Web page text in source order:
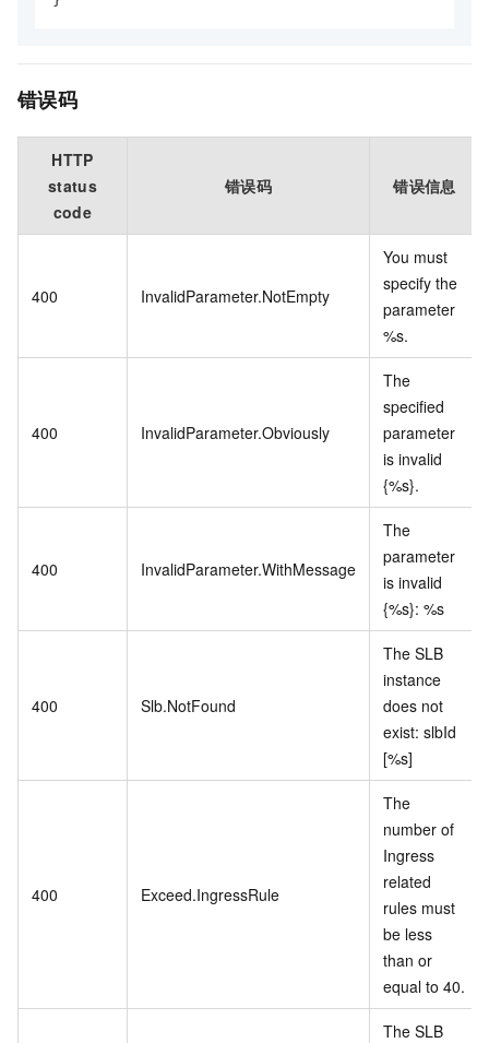
错误码
HTTP
status
code
错误码 错误信息
400 InvalidParameter.NotEmpty
You must
specify the
parameter
%s.
400 InvalidParameter.Obviously
The
specified
parameter
is invalid
{%s}.
400 InvalidParameter.WithMessage
The
parameter
is invalid
{%s}: %s
400 Slb.NotFound
The SLB
instance
does not
exist: slbId
[%s]
400 Exceed.IngressRule
The
number of
Ingress
related
rules must
be less
than or
equal to 40.
The SLB